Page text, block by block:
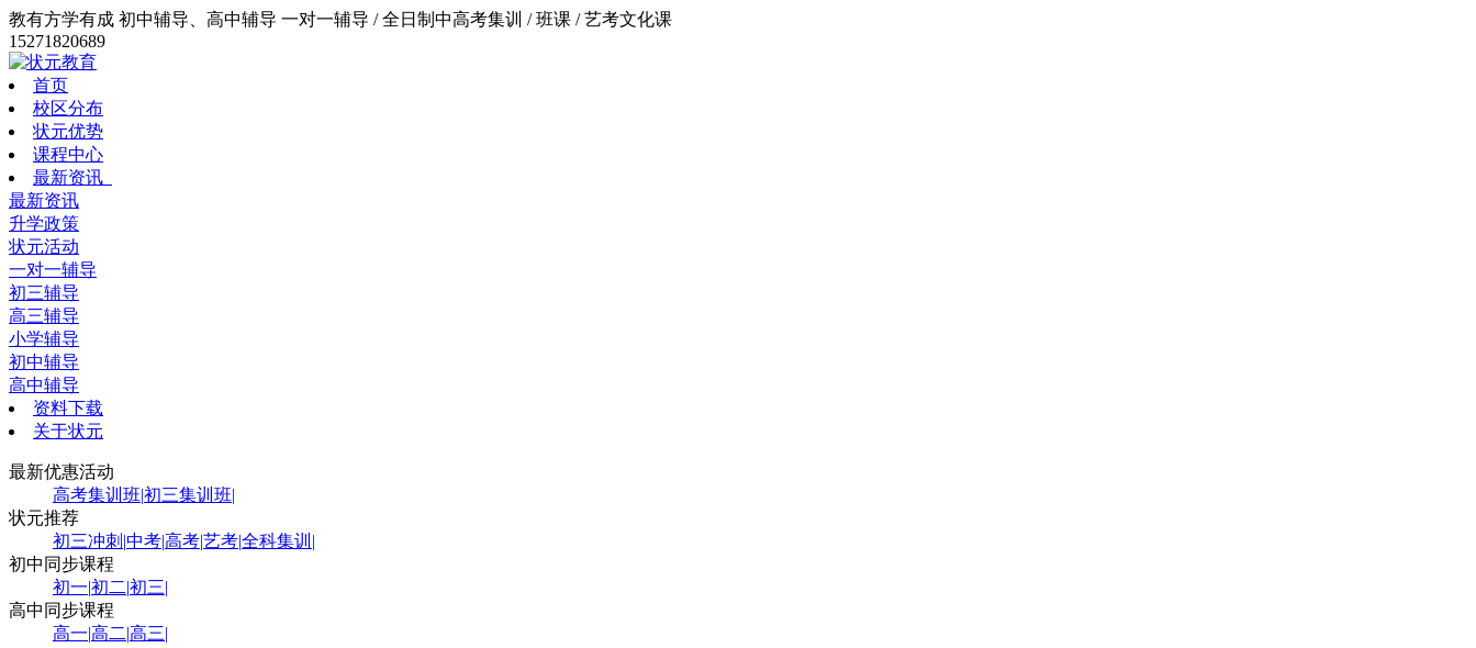
教有方学有成 初中辅导、高中辅导 一对一辅导 / 全日制中高考集训 / 班课 / 艺考文化课
15271820689
首页
校区分布
状元优势
课程中心
最新资讯
最新资讯
升学政策
状元活动
一对一辅导
初三辅导
高三辅导
小学辅导
初中辅导
高中辅导
资料下载
关于状元
最新优惠活动
高考集训班|初三集训班|
状元推荐
初三冲刺 |中考|高考|艺考|全科集训 |
初中同步课程
初一|初二|初三|
高中同步课程
高一|高二|高三|